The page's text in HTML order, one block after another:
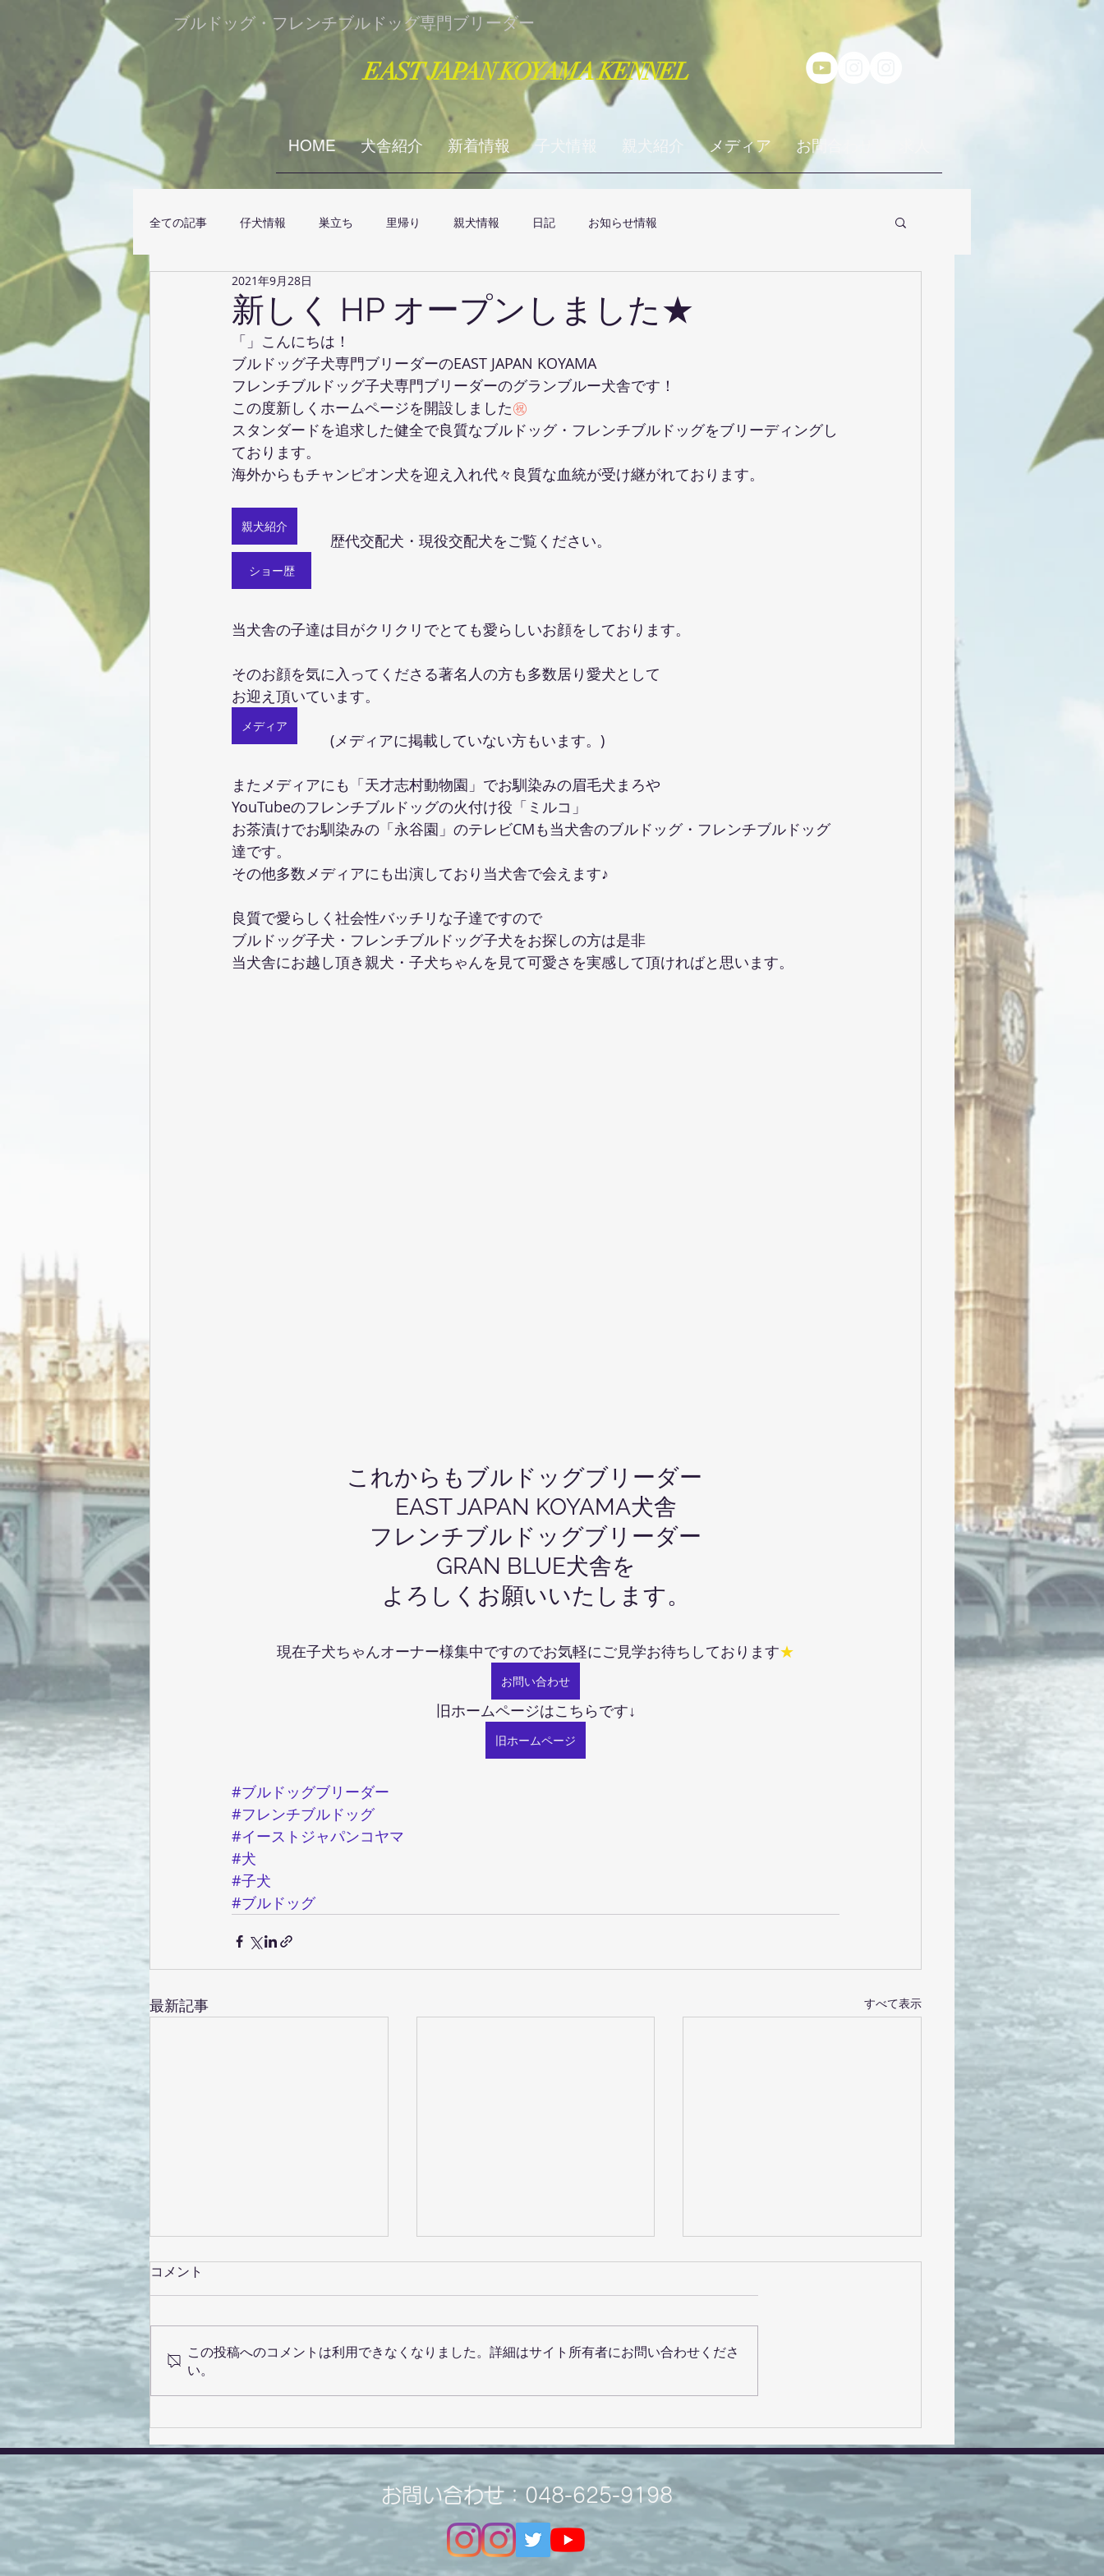
​ブルドッグ・フレンチブルドッグ専門ブリーダー
EAST JAPAN KOYAMA KENNEL
HOME 犬舎紹介 新着情報 子犬情報 親犬紹介 メディア お問合わせ
全ての記事 仔犬情報 巣立ち 里帰り 親犬情報 日記 お知らせ情報
新しく HP オープンしました★
2021年9月28日
「」こんにちは！
ブルドッグ子犬専門ブリーダーのEAST JAPAN KOYAMA
フレンチブルドッグ子犬専門ブリーダーのグランブルー犬舎です！
この度新しくホームページを開設しました㊗️
スタンダードを追求した健全で良質なブルドッグ・フレンチブルドッグをブリーディングし
ております。
海外からもチャンピオン犬を迎え入れ代々良質な血統が受け継がれております。
親犬紹介
歴代交配犬・現役交配犬をご覧ください。
ショー歴
当犬舎の子達は目がクリクリでとても愛らしいお顔をしております。
そのお顔を気に入ってくださる著名人の方も多数居り愛犬として
お迎え頂いています。
メディア
(メディアに掲載していない方もいます。)
またメディアにも「天才志村動物園」でお馴染みの眉毛犬まろや
YouTubeのフレンチブルドッグの火付け役「ミルコ」
お茶漬けでお馴染みの「永谷園」のテレビCMも当犬舎のブルドッグ・フレンチブルドッグ
達です。
その他多数メディアにも出演しており当犬舎で会えます♪
良質で愛らしく社会性バッチリな子達ですので
ブルドッグ子犬・フレンチブルドッグ子犬をお探しの方は是非
当犬舎にお越し頂き親犬・子犬ちゃんを見て可愛さを実感して頂ければと思います。
これからもブルドッグブリーダー
EAST JAPAN KOYAMA犬舎
フレンチブルドッグブリーダー
GRAN BLUE犬舎を
よろしくお願いいたします。
現在子犬ちゃんオーナー様集中ですのでお気軽にご見学お待ちしております★
お問い合わせ
旧ホームページはこちらです↓
旧ホームページ
#ブルドッグブリーダー
#フレンチブルドッグ
#イーストジャパンコヤマ
#犬
#子犬
#ブルドッグ
最新記事 すべて表示
ママにも会えます♪クリーム
とっても可愛くなること間違
運命の出会いがあるか
コメント
この投稿へのコメントは利用できなくなりました。詳細はサイト所有者にお問い合わせくださ
い。
お問い合わせ：048-625-9198